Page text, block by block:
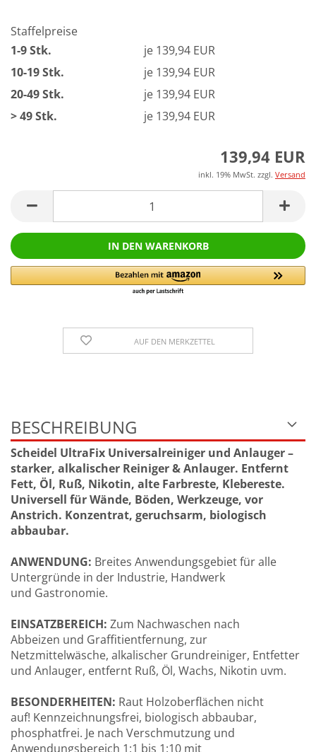
Staffelpreise
1-9 Stk.
je 139,94 EUR
10-19 Stk.
je 139,94 EUR
20-49 Stk.
je 139,94 EUR
> 49 Stk.
je 139,94 EUR
139,94 EUR
inkl. 19% MwSt. zzgl. Versand
AUF DEN MERKZETTEL
BESCHREIBUNG
Scheidel UltraFix Universalreiniger und Anlauger –
starker, alkalischer Reiniger & Anlauger. Entfernt
Fett, Öl, Ruß, Nikotin, alte Farbreste, Klebereste.
Universell für Wände, Böden, Werkzeuge, vor
Anstrich. Konzentrat, geruchsarm, biologisch
abbaubar.
ANWENDUNG: Breites Anwendungsgebiet für alle
Untergründe in der Industrie, Handwerk
und Gastronomie.
EINSATZBEREICH: Zum Nachwaschen nach
Abbeizen und Graffitientfernung, zur
Netzmittelwäsche, alkalischer Grundreiniger, Entfetter
und Anlauger, entfernt Ruß, Öl, Wachs, Nikotin uvm.
BESONDERHEITEN: Raut Holzoberflächen nicht
auf! Kennzeichnungsfrei, biologisch abbaubar,
phosphatfrei. Je nach Verschmutzung und
Anwendungsbereich 1:1 bis 1:10 mit